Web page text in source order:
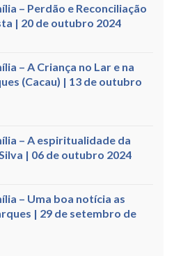
– Perdão e Reconciliação
| 20 de outubro 2024
– A Criança no Lar e na
(Cacau) | 13 de outubro
– A espiritualidade da
| 06 de outubro 2024
– Uma boa notícia as
| 29 de setembro de